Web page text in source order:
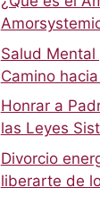
Salud Mental
Camino
Honrar a
las Leyes
Divorcio
liberarte de